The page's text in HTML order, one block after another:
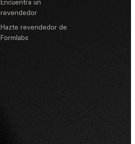
Encuentra un
revendedor
Hazte revendedor de
Formlabs